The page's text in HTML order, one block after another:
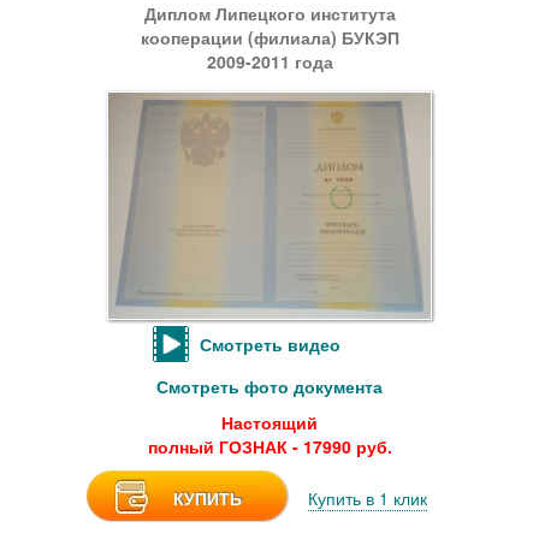
Диплом Липецкого института
кооперации (филиала) БУКЭП
2009-2011 года
Смотреть видео
Смотреть фото документа
Настоящий
полный ГОЗНАК - 17990 руб.
КУПИТЬ Купить в 1 клик